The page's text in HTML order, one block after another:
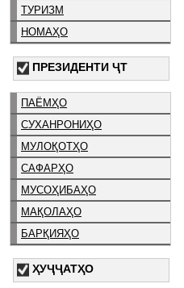
ТУРИЗМ
НОМАҲО
ПРЕЗИДЕНТИ ҶТ
ПАЁМҲО
СУХАНРОНИҲО
МУЛОҚОТҲО
САФАРҲО
МУСОҲИБАҲО
МАҚОЛАҲО
БАРҚИЯҲО
ҲУҶҶАТҲО